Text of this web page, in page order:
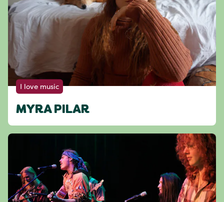
I love music
MYRA PILAR